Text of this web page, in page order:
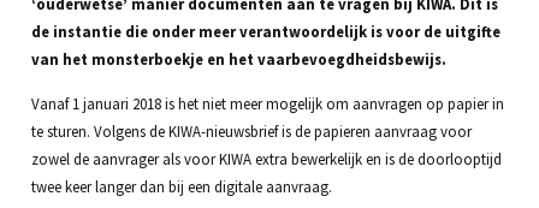
de instantie die onder meer verantwoordelijk is voor de uitgifte
van het monsterboekje en het vaarbevoegdheidsbewijs.
Vanaf 1 januari 2018 is het niet meer mogelijk om aanvragen op papier in
te sturen. Volgens de KIWA-nieuwsbrief is de papieren aanvraag voor
zowel de aanvrager als voor KIWA extra bewerkelijk en is de doorlooptijd
twee keer langer dan bij een digitale aanvraag.